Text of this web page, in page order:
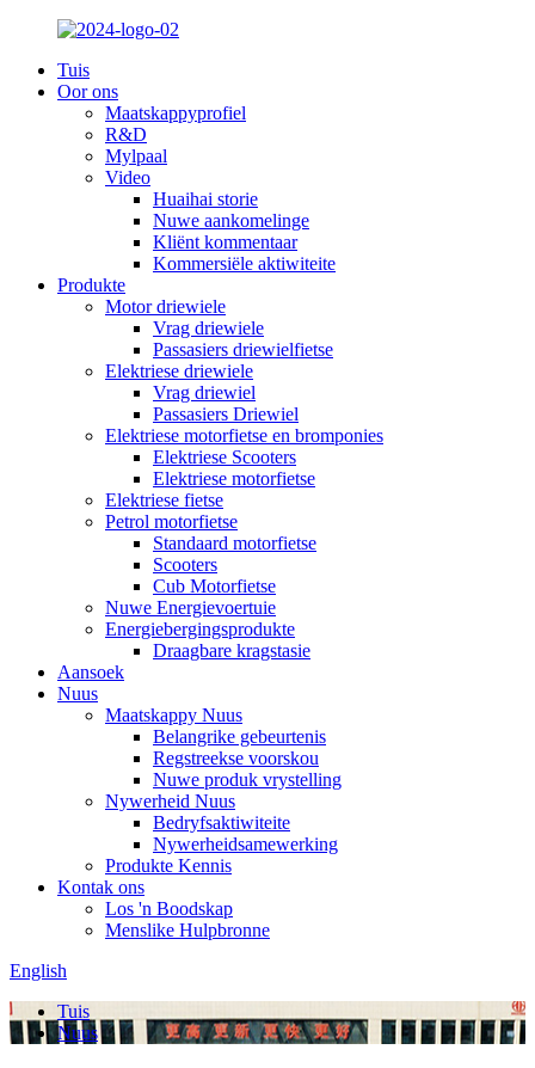
Tuis
Oor ons
Maatskappyprofiel
R&D
Mylpaal
Video
Huaihai storie
Nuwe aankomelinge
Kliënt kommentaar
Kommersiële aktiwiteite
Produkte
Motor driewiele
Vrag driewiele
Passasiers driewielfietse
Elektriese driewiele
Vrag driewiel
Passasiers Driewiel
Elektriese motorfietse en bromponies
Elektriese Scooters
Elektriese motorfietse
Elektriese fietse
Petrol motorfietse
Standaard motorfietse
Scooters
Cub Motorfietse
Nuwe Energievoertuie
Energiebergingsprodukte
Draagbare kragstasie
Aansoek
Nuus
Maatskappy Nuus
Belangrike gebeurtenis
Regstreekse voorskou
Nuwe produk vrystelling
Nywerheid Nuus
Bedryfsaktiwiteite
Nywerheidsamewerking
Produkte Kennis
Kontak ons
Los 'n Boodskap
Menslike Hulpbronne
English
Tuis
Nuus